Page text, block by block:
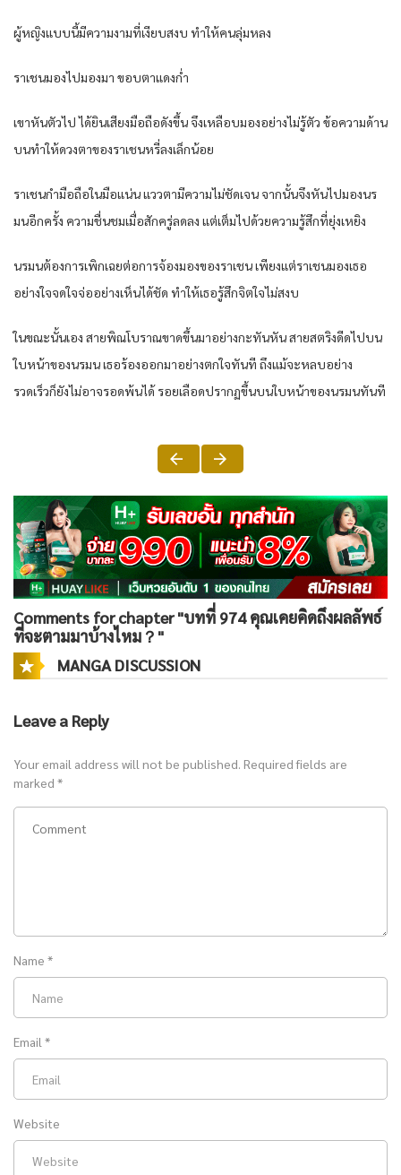
ผู้หญิงแบบนี้มีความงามที่เงียบสงบ ทำให้คนลุ่มหลง
ราเชนมองไปมองมา ขอบตาแดงก่ำ
เขาหันตัวไป ได้ยินเสียงมือถือดังขึ้น จึงเหลือบมองอย่างไม่รู้ตัว ข้อความด้าน
บนทำให้ดวงตาของราเชนหรี่ลงเล็กน้อย
ราเชนกำมือถือในมือแน่น แววตามีความไม่ชัดเจน จากนั้นจึงหันไปมองนร
มนอีกครั้ง ความชื่นชมเมื่อสักครู่ลดลง แต่เต็มไปด้วยความรู้สึกที่ยุ่งเหยิง
นรมนต้องการเพิกเฉยต่อการจ้องมองของราเชน เพียงแต่ราเชนมองเธอ
อย่างใจจดใจจ่ออย่างเห็นได้ชัด ทำให้เธอรู้สึกจิตใจไม่สงบ
ในขณะนั้นเอง สายพิณโบราณขาดขึ้นมาอย่างกะทันหัน สายสตริงดีดไปบน
ใบหน้าของนรมน เธอร้องออกมาอย่างตกใจทันที ถึงแม้จะหลบอย่าง
รวดเร็วก็ยังไม่อาจรอดพ้นได้ รอยเลือดปรากฏขึ้นบนใบหน้าของนรมนทันที
Comments for chapter "บทที่ 974 คุณเคยคิดถึงผลลัพธ์
ที่จะตามมาบ้างไหม？"
MANGA DISCUSSION
Leave a Reply
Your email address will not be published. Required fields are
marked *
Name *
Email *
Website